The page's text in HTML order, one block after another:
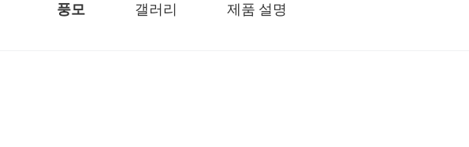
풍모 갤러리 제품 설명